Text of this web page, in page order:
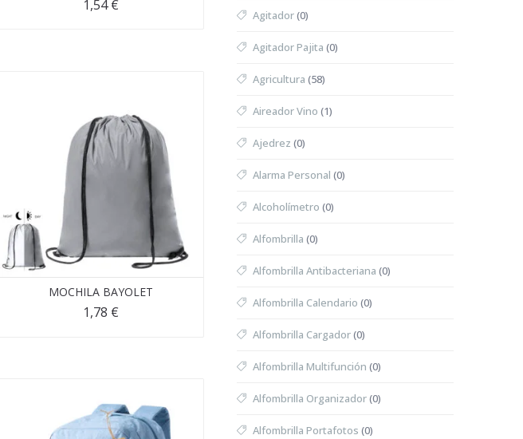
1,54€
MOCHILA BAYOLET
1,78 €
Agitador(0)
Agitador Pajita (0)
Agricultura (58)
Aireador Vino (1)
Ajedrez (0)
Alarma Personal (0)
Alcoholímetro (0)
Alfombrilla (0)
Alfombrilla Antibacteriana (0)
Alfombrilla Calendario (0)
Alfombrilla Cargador(0)
Alfombrilla Multifunción (0)
Alfombrilla Organizador(0)
Alfombrilla Portafotos (0)